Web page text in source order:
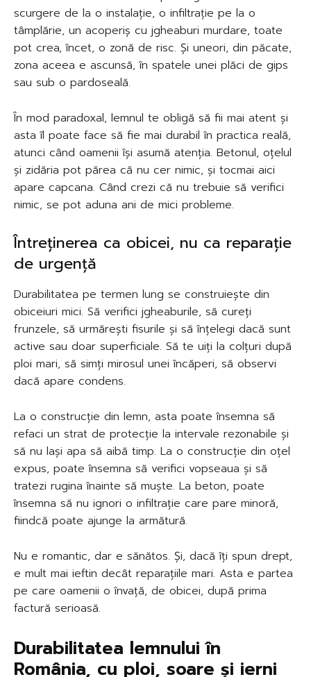
scurgere de la o instalație, o infiltrație pe la o
tâmplărie, un acoperiș cu jgheaburi murdare, toate
pot crea, încet, o zonă de risc. Și uneori, din păcate,
zona aceea e ascunsă, în spatele unei plăci de gips
sau sub o pardoseală.
În mod paradoxal, lemnul te obligă să fii mai atent și
asta îl poate face să fie mai durabil în practica reală,
atunci când oamenii își asumă atenția. Betonul, oțelul
și zidăria pot părea că nu cer nimic, și tocmai aici
apare capcana. Când crezi că nu trebuie să verifici
nimic, se pot aduna ani de mici probleme.
Întreținerea ca obicei, nu ca reparație
de urgență
Durabilitatea pe termen lung se construiește din
obiceiuri mici. Să verifici jgheaburile, să cureți
frunzele, să urmărești fisurile și să înțelegi dacă sunt
active sau doar superficiale. Să te uiți la colțuri după
ploi mari, să simți mirosul unei încăperi, să observi
dacă apare condens.
La o construcție din lemn, asta poate însemna să
refaci un strat de protecție la intervale rezonabile și
să nu lași apa să aibă timp. La o construcție din oțel
expus, poate însemna să verifici vopseaua și să
tratezi rugina înainte să muște. La beton, poate
însemna să nu ignori o infiltrație care pare minoră,
fiindcă poate ajunge la armătură.
Nu e romantic, dar e sănătos. Și, dacă îți spun drept,
e mult mai ieftin decât reparațiile mari. Asta e partea
pe care oamenii o învață, de obicei, după prima
factură serioasă.
Durabilitatea lemnului în
România, cu ploi, soare și ierni